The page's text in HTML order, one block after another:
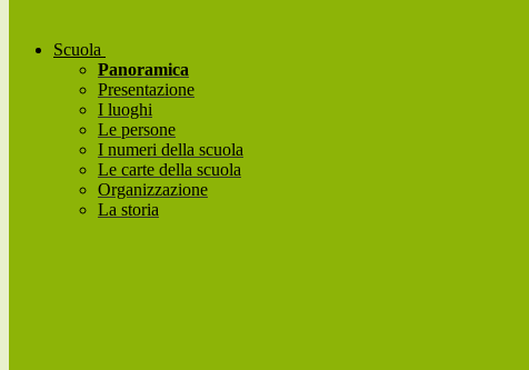
Scuola
Panoramica
Presentazione
I luoghi
Le persone
I numeri della scuola
Le carte della scuola
Organizzazione
La storia